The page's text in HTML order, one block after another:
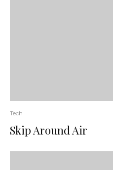
Tech
Skip Around Air